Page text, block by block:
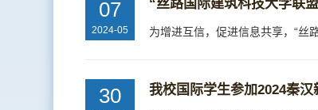
07
2024-05
“丝路国际建筑科技大学联
30 我校国际学生参加2024秦